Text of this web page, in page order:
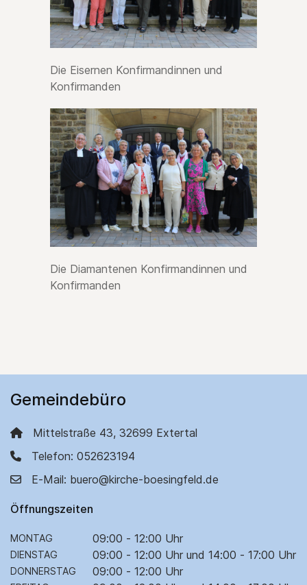
Die Eisernen Konfirmandinnen und
Konfirmanden
Die Diamantenen Konfirmandinnen und
Konfirmanden
Gemeindebüro
Mittelstraße 43, 32699 Extertal
Telefon: 052623194
E-Mail: buero@kirche-boesingfeld.de
Öffnungszeiten
MONTAG 09:00 - 12:00 Uhr
DIENSTAG 09:00 - 12:00 Uhr und 14:00 - 17:00 Uhr
DONNERSTAG 09:00 - 12:00 Uhr